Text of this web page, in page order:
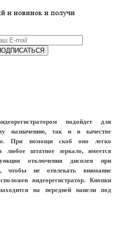
и новинок и получи
подойдет для
назначению, так и в качестве
При помощи скоб оно легко
любое штатное зеркало, имеется
отключения дисплея при
чтобы не отвлекать внимание
видеорегистратор. Кнопки
на передней панели под